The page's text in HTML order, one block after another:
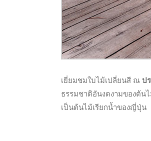
เยี่ยมชมใบไม้เปลี่ยนสี ณ ป
ธรรมชาติอันงดงามของต้น
เป็นต้นไม้เรียกน้ำของญี่ปุ่น